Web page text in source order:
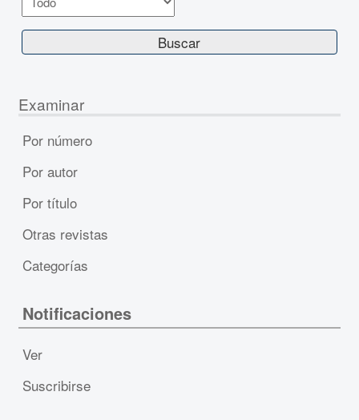
Examinar
Por número
Por autor
Por título
Otras revistas
Categorías
Notificaciones
Ver
Suscribirse